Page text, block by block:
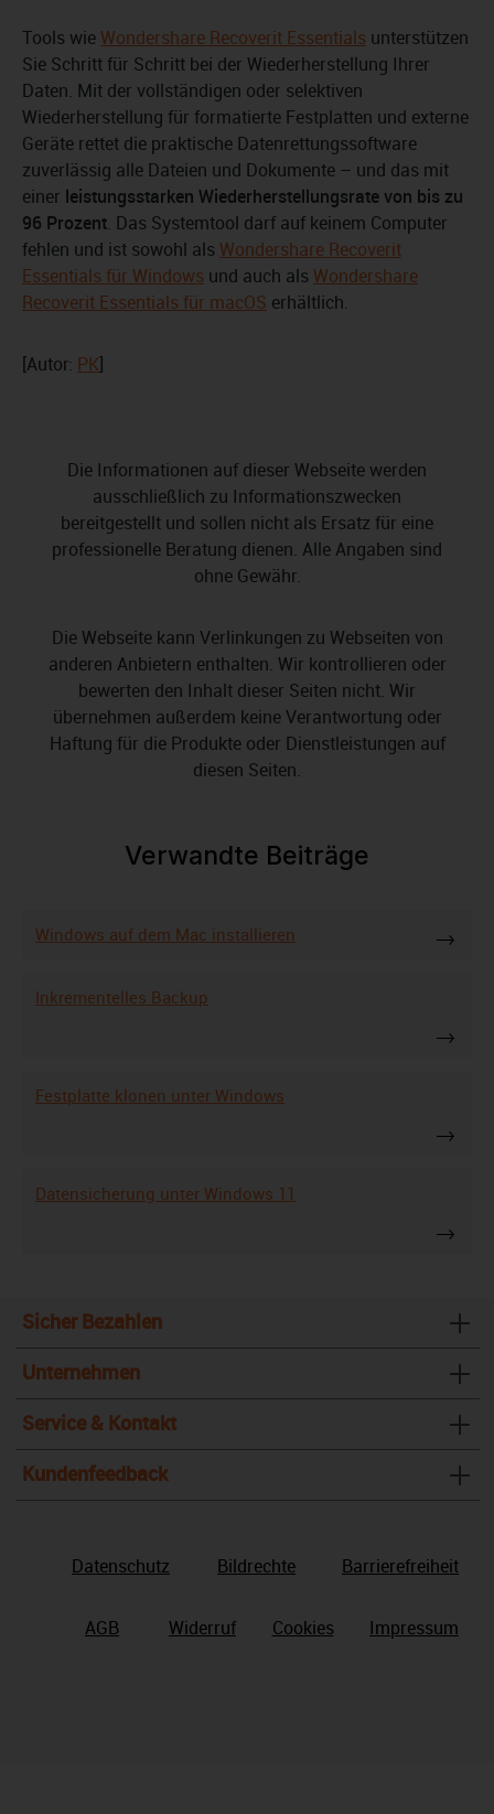
Tools wieWondershare Recoverit Essentials unterstützen
Sie Schritt für Schritt bei der Wiederherstellung Ihrer
Daten. Mit der vollständigen oder selektiven
Wiederherstellung für formatierte Festplatten und externe
Geräte rettet die praktische Datenrettungssoftware
zuverlässig alle Dateien und Dokumente – und das mit
einer leistungsstarken Wiederherstellungsrate von bis zu
96 Prozent. Das Systemtool darf auf keinem Computer
fehlen und ist sowohl als Wondershare Recoverit
Essentials für Windows und auch als Wondershare
Recoverit Essentials für macOS erhältlich.
[Autor: PK]
Die Informationen auf dieser Webseite werden
ausschließlich zu Informationszwecken
bereitgestellt und sollen nicht als Ersatz für eine
professionelle Beratung dienen. Alle Angaben sind
ohne Gewähr.
Die Webseite kann Verlinkungen zu Webseiten von
anderen Anbietern enthalten. Wir kontrollieren oder
bewerten den Inhalt dieser Seiten nicht. Wir
übernehmen außerdem keine Verantwortung oder
Haftung für die Produkte oder Dienstleistungen auf
diesen Seiten.
Verwandte Beiträge
Windows auf dem Mac installieren
Inkrementelles Backup
Festplatte klonen unter Windows
Datensicherung unter Windows 11
Sicher Bezahlen
Unternehmen
Service & Kontakt
Kundenfeedback
Datenschutz Bildrechte Barrierefreiheit
AGB Widerruf Cookies Impressum